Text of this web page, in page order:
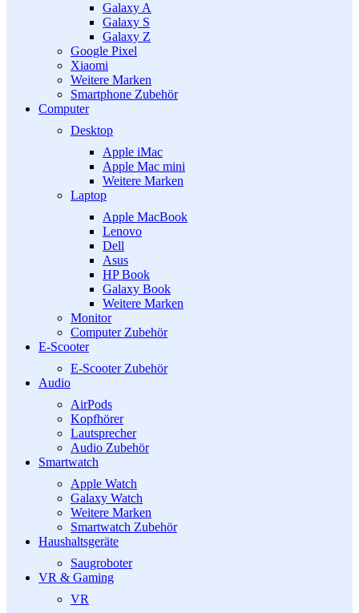
Galaxy A
Galaxy S
Galaxy Z
Google Pixel
Xiaomi
Weitere Marken
Smartphone Zubehör
Computer
Desktop
Apple iMac
Apple Mac mini
Weitere Marken
Laptop
Apple MacBook
Lenovo
Dell
Asus
HP Book
Galaxy Book
Weitere Marken
Monitor
Computer Zubehör
E-Scooter
E-Scooter Zubehör
Audio
AirPods
Kopfhörer
Lautsprecher
Audio Zubehör
Smartwatch
Apple Watch
Galaxy Watch
Weitere Marken
Smartwatch Zubehör
Haushaltsgeräte
Saugroboter
VR & Gaming
VR